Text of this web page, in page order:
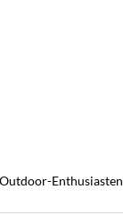
Enthusiasten